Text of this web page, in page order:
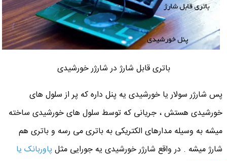
باتری قابل شارژ در شارژر خورشیدی
پس شارژر سولار یا خورشیدی یه پنل داره که پر از سلول های
خورشیدی هستش ، جریانی که توسط سلول های خورشیدی ساخته
میشه به وسیله مدارهای الکتریکی به باتری می رسه و باتری هم
شارژ میشه . در واقع شارژر خورشیدی یه جورایی مثل پاوربانک یا